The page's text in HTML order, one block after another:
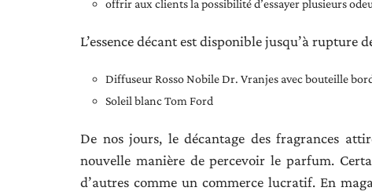
offrir aux clients la possibilité d’essayer plusieurs
L’essence décant est disponible jusqu’à rupture
Diffuseur Rosso Nobile Dr. Vranjes avec bouteille
Soleil blanc Tom Ford
De nos jours, le décantage des fragrances
nouvelle manière de percevoir le parfum.
d’autres comme un commerce lucratif. En